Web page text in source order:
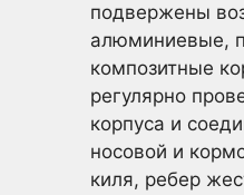
подвержены
алюминиевые,
композитные
регулярно
корпуса и
носовой и
киля, ребер